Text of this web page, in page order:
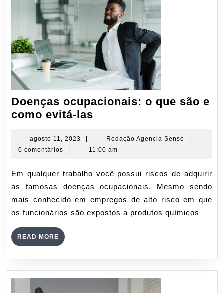
Doenças ocupacionais: o que são e
como evitá-las
que
e
como
evitá-
las
agosto 11, 2023
agosto
11,
Redação Agencia Sense
Redação
0 comentários
11:00 am
Em qualquer trabalho você possui riscos de adquirir
as famosas doenças ocupacionais. Mesmo sendo
mais conhecido em empregos de alto risco em que
os funcionários são expostos a produtos químicos
READ MORE READ
MORE